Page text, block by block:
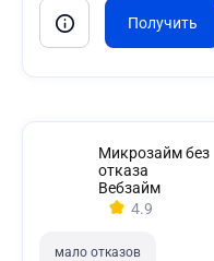
Микрозайм без
отказа
Вебзайм
4.9
мало отказов